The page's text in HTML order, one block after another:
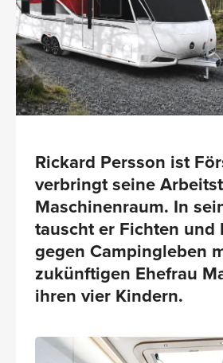
Rickard Persson ist
verbringt seine
Maschinenraum. In
tauscht er Fichten und
gegen Campingleben
zukünftigen Ehefrau
ihren vier Kindern.